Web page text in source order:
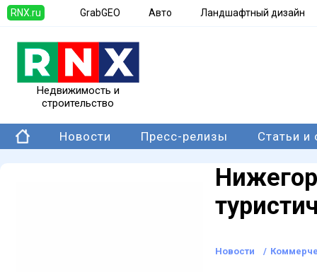
RNX.ru GrabGEO Авто Ландшафтный дизайн
Недвижимость и
строительство
Новости Пресс-релизы Статьи и
Новости /